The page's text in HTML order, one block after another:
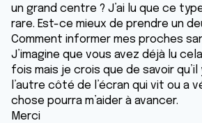
un grand centre ? J’ai lu que ce
rare. Est-ce mieux de prendre un
Comment informer mes proches
J’imagine que vous avez déjà lu
fois mais je crois que de savoir qu’il
l’autre côté de l’écran qui vit ou a
chose pourra m’aider à avancer.
Merci